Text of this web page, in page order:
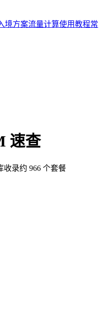
境方案流量计算使用教程常
速查
收录约 966 个套餐